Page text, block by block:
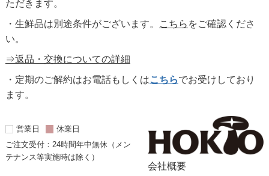
ただきます。
・生鮮品は別途条件がございます。
こちら をご確認くださ
い。
⇒返品・交換についての詳細
・定期のご解約はお電話もしくはこちらでお受けしており
ます。
営業日
休業日
ご注文受付：24時間年中無休（メン
テナンス等実施時は除く）
会社概要